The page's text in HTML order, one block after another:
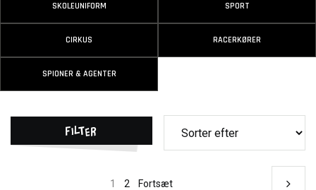
SKOLEUNIFORM SPORT
CIRKUS RACERKØRER
SPIONER & AGENTER
Filter
1 2 Fortsæt